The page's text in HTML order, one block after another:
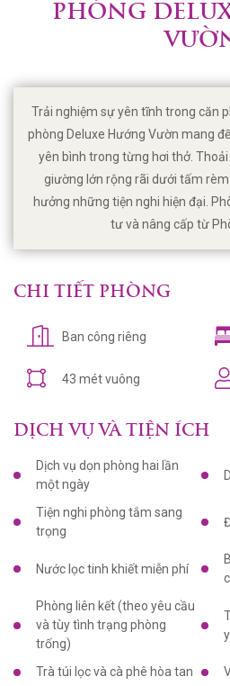
PHÒNG
Trải nghiệm sự yên tĩnh trong căn
phòng Deluxe Hướng Vườn mang
yên bình trong từng hơi thở.
giường lớn rộng rãi dưới tấm
hưởng những tiện nghi hiện đại.
tư và nâng cấp từ
CHI TIẾT PHÒNG
Ban công riêng
43 mét vuông
DỊCH VỤ VÀ TIỆN ÍCH
Dịch vụ dọn phòng hai lần
một ngày
Tiện nghi phòng tắm sang
trọng
Nước lọc tinh khiết miễn phí
Phòng liên kết (theo yêu cầu
và tùy tình trạng phòng
trống)
Trà túi lọc và cà phê hòa tan